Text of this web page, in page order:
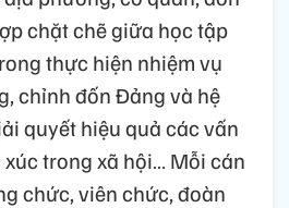
chặt chẽ giữa học tập
thực hiện nhiệm vụ
chỉnh đốn Đảng và hệ
quyết hiệu quả các vấn
trong xã hội… Mỗi cán
chức, viên chức, đoàn